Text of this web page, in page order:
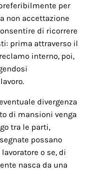
per
non accettazione
di ricorrere
prima attraverso il
interno, poi,
divergenza
di mansioni venga
tra le parti,
possano
o se, di
nasca da una